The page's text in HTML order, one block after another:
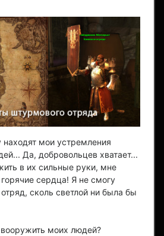
мои устремления
Да, добровольцев хватает...
в их сильные руки, мне
сердца! Я не смогу
сколь светлой ни была бы
моих людей?